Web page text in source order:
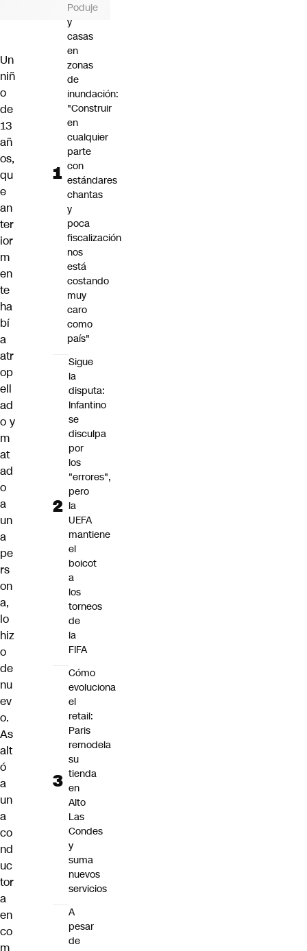
Un
niñ
o
de
13
añ
os,
qu
e
an
ter
ior
m
en
te
ha
bí
a
atr
op
ell
ad
o y
m
at
ad
o
a
un
a
pe
rs
on
a,
lo
hiz
o
de
nu
ev
o.
As
alt
ó
a
un
a
co
nd
uc
tor
a
en
co
m
Poduje
y
casas
en
zonas
de
inundación:
"Construir
en
cualquier
parte
con
estándares
chantas
y
poca
fiscalización
nos
está
costando
muy
caro
como
país"
Sigue
la
disputa:
Infantino
se
disculpa
por
los
"errores",
pero
la
UEFA
mantiene
el
boicot
a
los
torneos
de
la
FIFA
Cómo
evoluciona
el
retail:
Paris
remodela
su
tienda
en
Alto
Las
Condes
y
suma
nuevos
servicios
A
pesar
de